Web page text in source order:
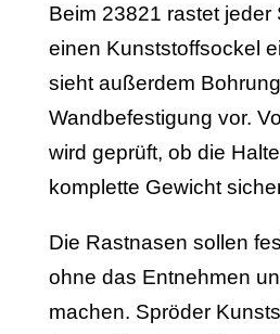
Beim 23821 rastet jeder
einen Kunststoffsockel
sieht außerdem
Wandbefestigung vor.
wird geprüft, ob die
komplette Gewicht
Die Rastnasen sollen
ohne das Entnehmen
machen. Spröder